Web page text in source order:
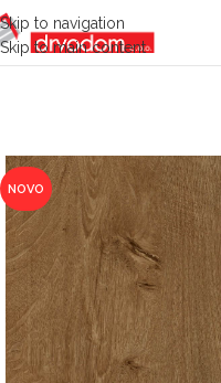
Skip to navigation
Skip to main content
NOVO